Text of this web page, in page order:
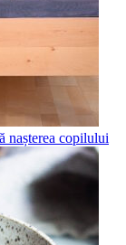
nașterea copilului